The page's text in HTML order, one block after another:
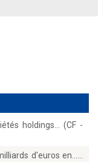
holdings… (CF -
d'euros en...